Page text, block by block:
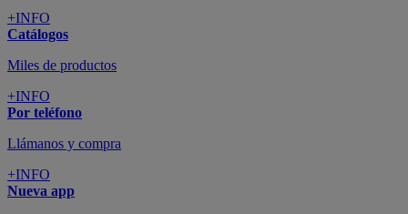
+INFO
Catálogos
Miles de productos
+INFO
Por teléfono
Llámanos y compra
+INFO
Nueva app